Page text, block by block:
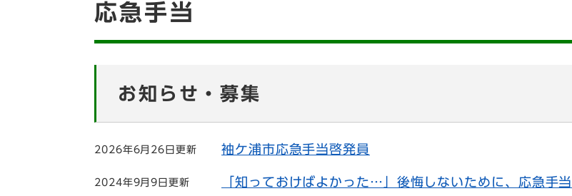
文
応急手当
お知らせ・募集
2026年6月26日更新 袖ケ浦市応急手当啓発員
2024年9月9日更新
「知っておけばよかった…」後悔しないために、応急手